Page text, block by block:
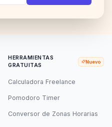
HERRAMIENTAS
GRATUITAS
Nuevo
Calculadora Freelance
Pomodoro Timer
Conversor de Zonas Horarias